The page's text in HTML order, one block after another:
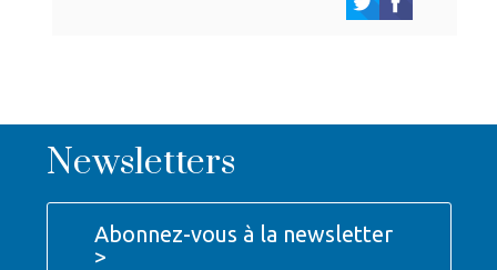
Newsletters
Abonnez-vous à la newsletter
>